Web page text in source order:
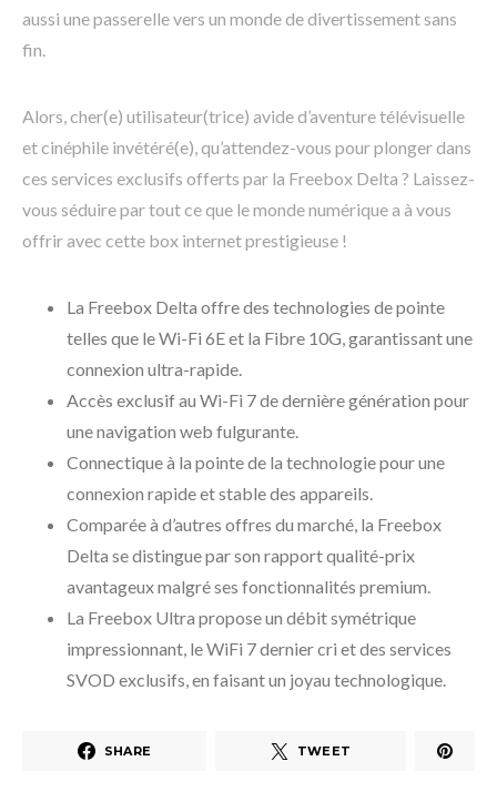
aussi une passerelle vers un monde de divertissement sans
fin.
Alors, cher(e) utilisateur(trice) avide d’aventure télévisuelle
et cinéphile invétéré(e), qu’attendez-vous pour plonger dans
ces services exclusifs offerts par la Freebox Delta ? Laissez-
vous séduire par tout ce que le monde numérique a à vous
offrir avec cette box internet prestigieuse !
La Freebox Delta offre des technologies de pointe
telles que le Wi-Fi 6E et la Fibre 10G, garantissant une
connexion ultra-rapide.
Accès exclusif au Wi-Fi 7 de dernière génération pour
une navigation web fulgurante.
Connectique à la pointe de la technologie pour une
connexion rapide et stable des appareils.
Comparée à d’autres offres du marché, la Freebox
Delta se distingue par son rapport qualité-prix
avantageux malgré ses fonctionnalités premium.
La Freebox Ultra propose un débit symétrique
impressionnant, le WiFi 7 dernier cri et des services
SVOD exclusifs, en faisant un joyau technologique.
SHARE TWEET